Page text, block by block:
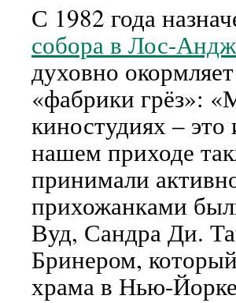
С 1982 года
собора в Лос-
духовно
«фабрики грёз»:
киностудиях –
нашем приходе
принимали
прихожанками
Вуд, Сандра Ди.
Бринером,
храма в Нью-